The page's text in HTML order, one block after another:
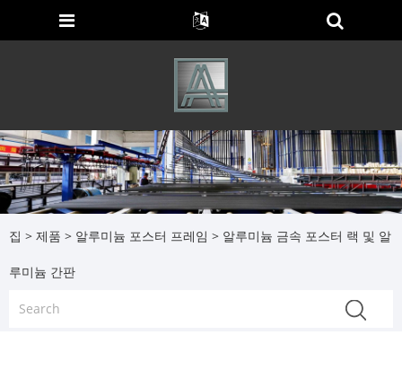
집 > 제품 > 알루미늄 포스터 프레임 > 알루미늄 금속 포스터 랙 및 알
루미늄 간판